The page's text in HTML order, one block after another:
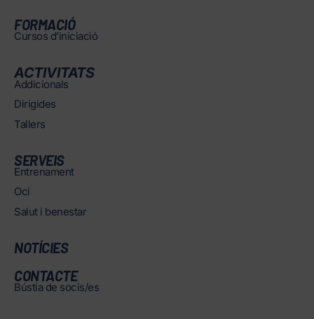
FORMACIÓ
Cursos d’iniciació
ACTIVITATS
Addicionals
Dirigides
Tallers
SERVEIS
Entrenament
Oci
Salut i benestar
NOTÍCIES
CONTACTE
Bústia de socis/es